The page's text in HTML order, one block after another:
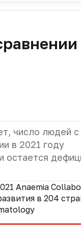
число людей с
в 2021 году
остается
Anaemia
в 204